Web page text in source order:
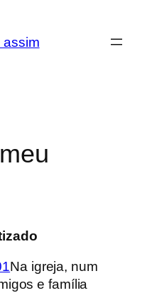
assim
Na igreja, num
e família